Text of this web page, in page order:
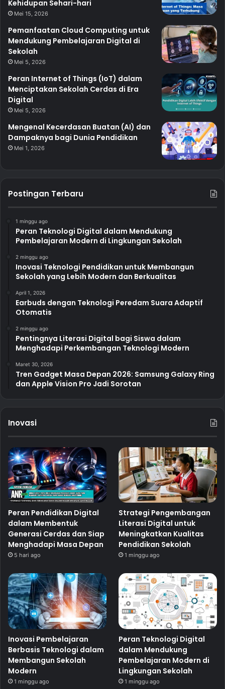
Kehidupan Sehari-hari
Mei 15, 2026
Pemanfaatan Cloud Computing untuk
Mendukung Pembelajaran Digital di
Sekolah
Mei 5, 2026
Peran Internet of Things (IoT) dalam
Menciptakan Sekolah Cerdas di Era
Digital
Mei 5, 2026
Mengenal Kecerdasan Buatan (AI) dan
Dampaknya bagi Dunia Pendidikan
Mei 1, 2026
Postingan Terbaru
1 minggu ago
Peran Teknologi Digital dalam Mendukung
Pembelajaran Modern di Lingkungan Sekolah
2 minggu ago
Inovasi Teknologi Pendidikan untuk Membangun
Sekolah yang Lebih Modern dan Berkualitas
April 1, 2026
Earbuds dengan Teknologi Peredam Suara Adaptif
Otomatis
2 minggu ago
Pentingnya Literasi Digital bagi Siswa dalam
Menghadapi Perkembangan Teknologi Modern
Maret 30, 2026
Tren Gadget Masa Depan 2026: Samsung Galaxy Ring
dan Apple Vision Pro Jadi Sorotan
Inovasi
Peran Pendidikan Digital
dalam Membentuk
Generasi Cerdas dan Siap
Menghadapi Masa Depan
5 hari ago
Strategi Pengembangan
Literasi Digital untuk
Meningkatkan Kualitas
Pendidikan Sekolah
1 minggu ago
Inovasi Pembelajaran
Berbasis Teknologi dalam
Membangun Sekolah
Modern
1 minggu ago
Peran Teknologi Digital
dalam Mendukung
Pembelajaran Modern di
Lingkungan Sekolah
1 minggu ago